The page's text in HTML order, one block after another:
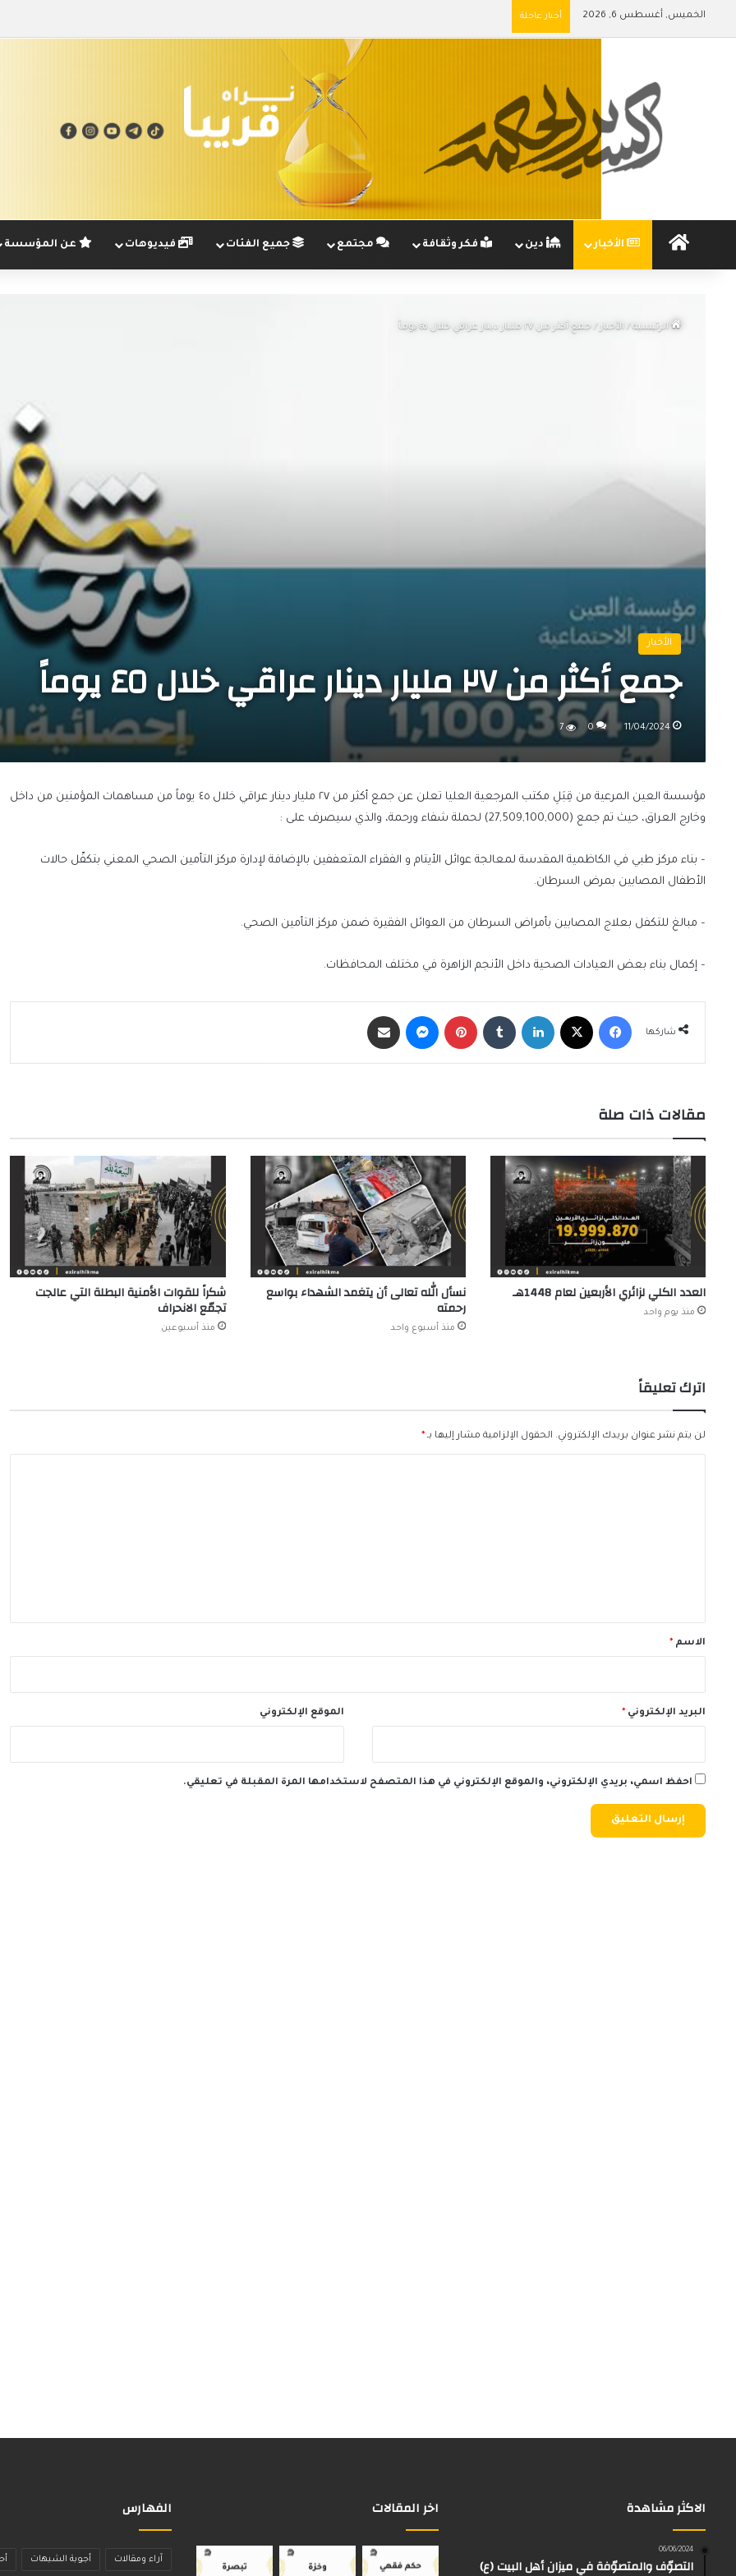
الخميس, أغسطس 6, 2026 أخبار عاجلة
الرئيسيةالأخبار دين فكر وثقافة مجتمع جميع الفئات فيديوهات عن المؤسسة
الرئيسية / الأخبار / جمع أكثر من ٢٧ مليار دينار عراقي خلال ٤٥ يوماً
الأخبار
جمع أكثر من ٢٧ مليار دينار عراقي خلال ٤٥ يوماً
11/04/2024
0
7
مؤسسة العين المرعية من قِبَلِ مكتب المرجعية العليا تعلن عن جمع أكثر من ٢٧ مليار دينار عراقي خلال ٤٥ يوماً من مساهمات المؤمنين من داخل
وخارج العراق، حيث تم جمع (27,509,100,000) لحملة شفاء ورحمة، والذي سيصرف على :
– بناء مركز طبي في الكاظمية المقدسة لمعالجة عوائل الأيتام و الفقراء المتعففين بالإضافة لإدارة مركز التأمين الصحي المعني بتكفّل حالات
الأطفال المصابين بمرض السرطان.
– مبالغ للتكفل بعلاج المصابين بأمراض السرطان من العوائل الفقيرة ضمن مركز التأمين الصحي.
– إكمال بناء بعض العيادات الصحية داخل الأنجم الزاهرة في مختلف المحافظات.
شاركها
مقالات ذات صلة
العدد الكلي لزائري الأربعين لعام 1448هـ
منذ يوم واحد
نسأل الله تعالى أن يتغمد الشهداء بواسع
رحمته
منذ أسبوع واحد
شكراً للقوات الأمنية البطلة التي عالجت
تجمّع الانحراف
منذ أسبوعين
اترك تعليقاً
لن يتم نشر عنوان بريدك الإلكتروني. الحقول الإلزامية مشار إليها بـ *
*الاسم *
البريد الإلكتروني * الموقع الإلكتروني
احفظ اسمي، بريدي الإلكتروني، والموقع الإلكتروني في هذا المتصفح لاستخدامها المرة المقبلة في تعليقي.
الاكثر مشاهدة
06/06/2024
التصوّف والمتصوّفة في ميزان أهل البيت (ع)
اخر المقالات الفهارس
آراء ومقالات أجوبة الشبهات